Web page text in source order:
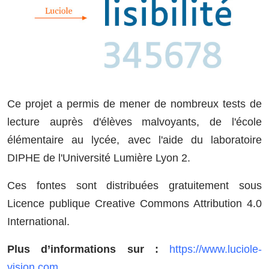
Ce projet a permis de mener de nombreux tests de
lecture auprès d'élèves malvoyants, de l'école
élémentaire au lycée, avec l'aide du laboratoire
DIPHE de l'Université Lumière Lyon 2.
Ces fontes sont distribuées gratuitement sous
Licence publique Creative Commons Attribution 4.0
International.
Plus d’informations sur :
https://www.luciole-